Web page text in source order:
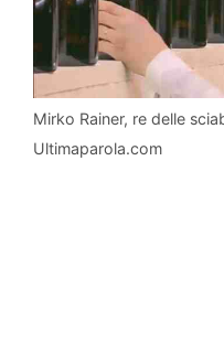
Mirko Rainer, re delle
Ultimaparola.com